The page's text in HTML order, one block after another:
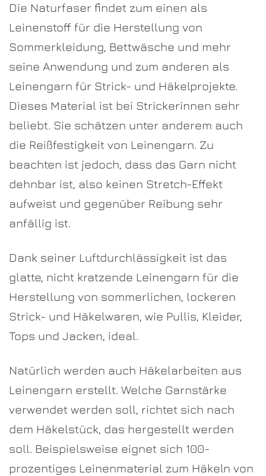
Die Naturfaser findet zum einen als
Leinenstoff für die Herstellung von
Sommerkleidung, Bettwäsche und mehr
seine Anwendung und zum anderen als
Leinengarn für Strick- und Häkelprojekte.
Dieses Material ist bei Strickerinnen sehr
beliebt. Sie schätzen unter anderem auch
die Reißfestigkeit von Leinengarn. Zu
beachten ist jedoch, dass das Garn nicht
dehnbar ist, also keinen Stretch-Effekt
aufweist und gegenüber Reibung sehr
anfällig ist.
Dank seiner Luftdurchlässigkeit ist das
glatte, nicht kratzende Leinengarn für die
Herstellung von sommerlichen, lockeren
Strick- und Häkelwaren, wie Pullis, Kleider,
Tops und Jacken, ideal.
Natürlich werden auch Häkelarbeiten aus
Leinengarn erstellt. Welche Garnstärke
verwendet werden soll, richtet sich nach
dem Häkelstück, das hergestellt werden
soll. Beispielsweise eignet sich 100-
prozentiges Leinenmaterial zum Häkeln von